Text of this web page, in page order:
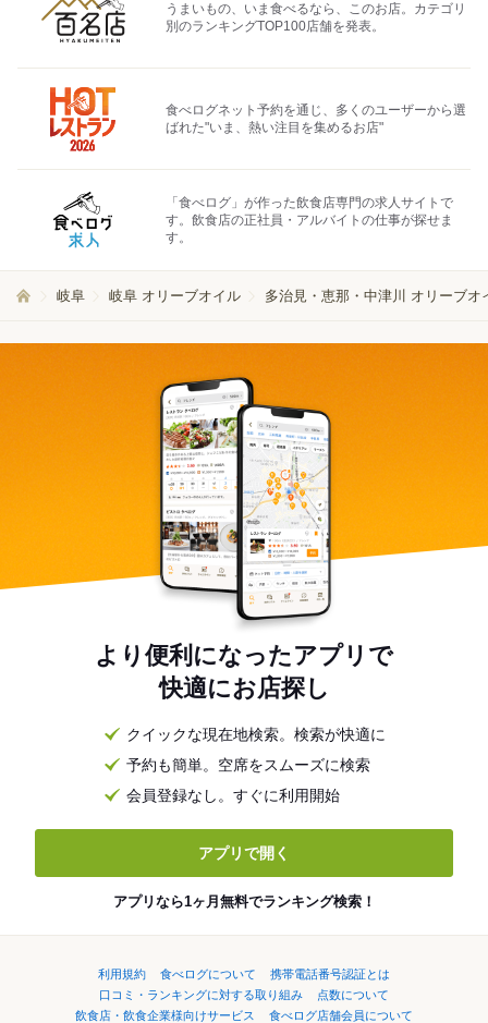
うまいもの、いま食べるなら、このお店。カテゴリ
別のランキングTOP100店舗を発表。
食べログネット予約を通じ、多くのユーザーから選
ばれた"いま、熱い注目を集めるお店"
「食べログ」が作った飲食店専門の求人サイトで
す。飲食店の正社員・アルバイトの仕事が探せま
す。
岐阜 岐阜 オリーブオイル 多治見・恵那・中津川 オリーブオ
より便利になったアプリで
快適にお店探し
クイックな現在地検索。検索が快適に
予約も簡単。空席をスムーズに検索
会員登録なし。すぐに利用開始
アプリで開く
アプリなら1ヶ月無料でランキング検索！
利用規約 食べログについて
携帯電話番号認証とは
口コミ・ランキングに対する取り組み
点数について
飲食店・飲食企業様向けサービス
食べログ店舗会員について